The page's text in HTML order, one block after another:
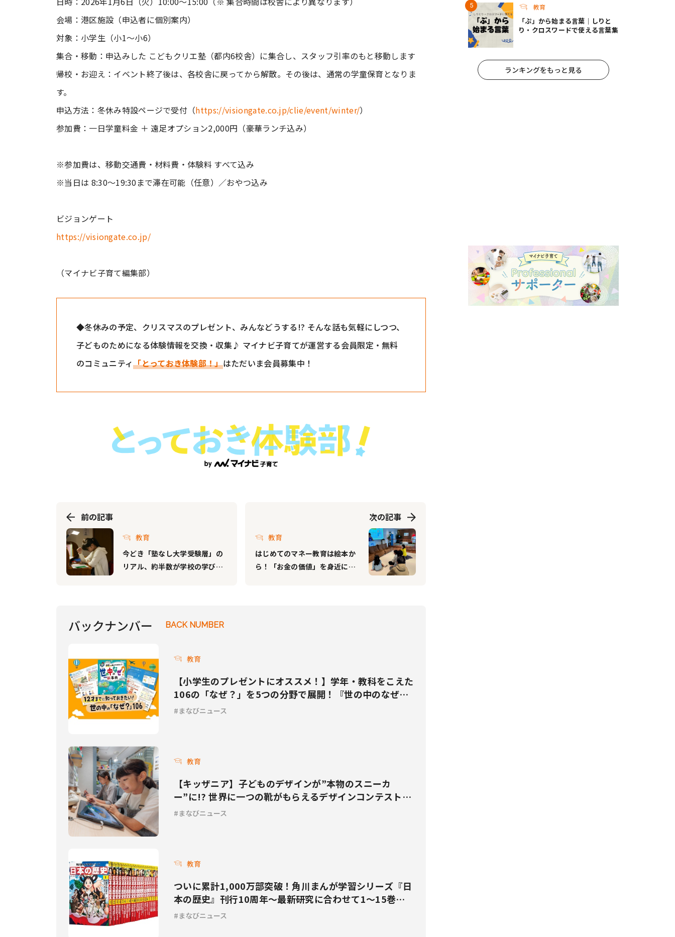
会場：港区施設（申込者に個別案内）
対象：小学生（小1～小6）
集合・移動：申込みした こどもクリエ塾（都内6校舎）に集合し、スタッフ引率のもと移動します
帰校・お迎え：イベント終了後は、各校舎に戻ってから解散。その後は、通常の学童保育となりま
す。
申込方法：冬休み特設ページで受付（https://visiongate.co.jp/clie/event/winter/）
参加費：一日学童料金 ＋ 遠足オプション2,000円（豪華ランチ込み）
※参加費は、移動交通費・材料費・体験料 すべて込み
※当日は 8:30～19:30まで滞在可能（任意）／おやつ込み
ビジョンゲート
https://visiongate.co.jp/
（マイナビ子育て編集部）
◆冬休みの予定、クリスマスのプレゼント、みんなどうする!? そんな話も気軽にしつつ、
子どものためになる体験情報を交換・収集♪ マイナビ子育てが運営する会員限定・無料
のコミュニティ「とっておき体験部！」はただいま会員募集中！
前の記事
教育
今どき「塾なし大学受験層」の
リアル、約半数が学校の学びを
次の記事
教育
はじめてのマネー教育は絵本か
ら！「お金の価値」を身近に感
バックナンバー BACK NUMBER
教育
【小学生のプレゼントにオススメ！】学年・教科をこえた
106の「なぜ？」を5つの分野で展開！『世の中のなぜ？
新事典』発売
まなびニュース
教育
【キッザニア】子どものデザインが”本物のスニーカ
ー”に!? 世界に一つの靴がもらえるデザインコンテスト開
催まなびニュース
教育
ついに累計1,000万部突破！角川まんが学習シリーズ『日
本の歴史』刊行10周年〜最新研究に合わせて1〜15巻の
内容をアップデート
まなびニュース
教育
「ぷ」から始まる言葉｜しりと
り・クロスワードで使える言葉集
ランキングをもっと見る